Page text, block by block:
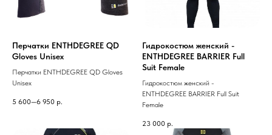
Перчатки ENTHDEGREE QD
Gloves Unisex
Перчатки ENTHDEGREE QD Gloves
Unisex
5 600—6 950 р.
Гидрокостюм женский -
ENTHDEGREE BARRIER Full
Suit Female
Гидрокостюм женский -
ENTHDEGREE BARRIER Full Suit
Female
23 000 р.